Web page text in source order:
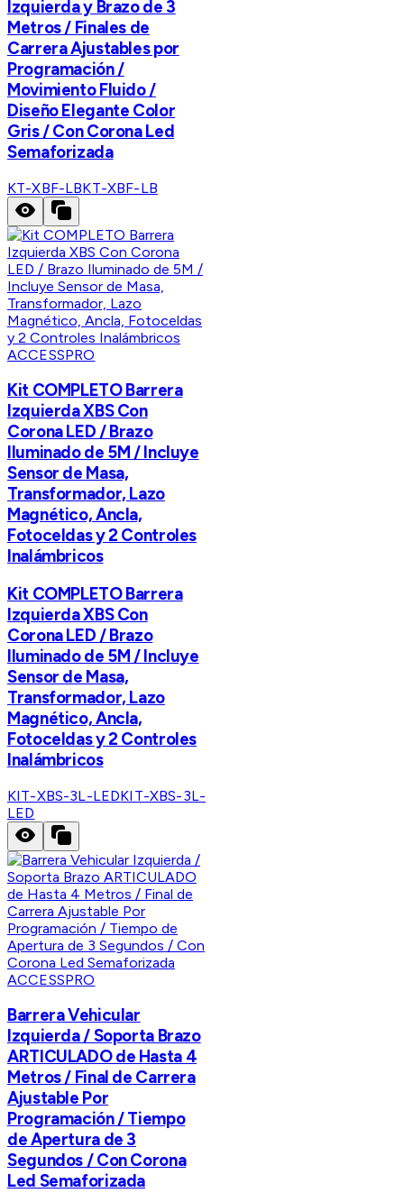
Izquierda y Brazo de 3
Metros / Finales de
Carrera Ajustables por
Programación /
Movimiento Fluido /
Diseño Elegante Color
Gris / Con Corona Led
Semaforizada
KT-XBF-LBKT-XBF-LB
ACCESSPRO
Kit COMPLETO Barrera
Izquierda XBS Con
Corona LED / Brazo
Iluminado de 5M / Incluye
Sensor de Masa,
Transformador, Lazo
Magnético, Ancla,
Fotoceldas y 2 Controles
Inalámbricos
Kit COMPLETO Barrera
Izquierda XBS Con
Corona LED / Brazo
Iluminado de 5M / Incluye
Sensor de Masa,
Transformador, Lazo
Magnético, Ancla,
Fotoceldas y 2 Controles
Inalámbricos
KIT-XBS-3L-LEDKIT-XBS-3L-
LED
ACCESSPRO
Barrera Vehicular
Izquierda / Soporta Brazo
ARTICULADO de Hasta 4
Metros / Final de Carrera
Ajustable Por
Programación / Tiempo
de Apertura de 3
Segundos / Con Corona
Led Semaforizada